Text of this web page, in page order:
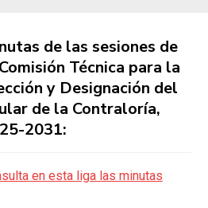
de las sesiones de
Técnica para la
y Designación del
de la Contraloría,
2031:
en esta liga las minutas